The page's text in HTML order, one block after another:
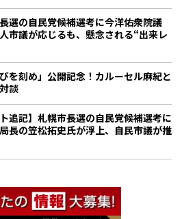
選の自民党候補選考に今洋佑衆院議
市議が応じるも、懸念される“出来レ
を刻め」公開記念！カルーセル麻紀と
談
追記】札幌市長選の自民党候補選考に
長の笠松拓史氏が浮上、自民市議が推